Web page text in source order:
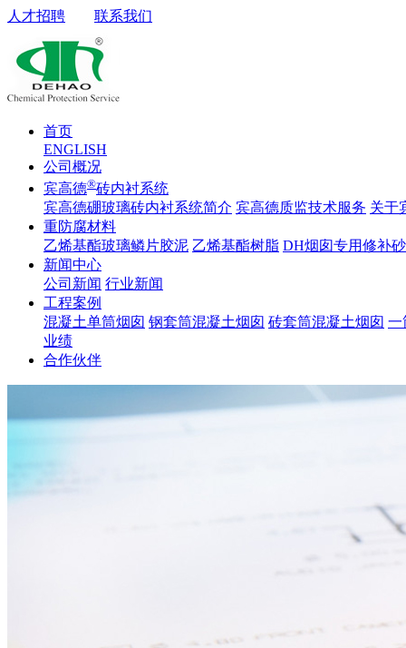
人才招聘 联系我们
首页
ENGLISH
公司概况
宾高德®砖内衬系统
宾高德硼玻璃砖内衬系统简介 宾高德质监技术服务 关于
重防腐材料
乙烯基酯玻璃鳞片胶泥 乙烯基酯树脂 DH烟囱专用修补
新闻中心
公司新闻 行业新闻
工程案例
混凝土单筒烟囱 钢套筒混凝土烟囱 砖套筒混凝土烟囱 一
业绩
合作伙伴